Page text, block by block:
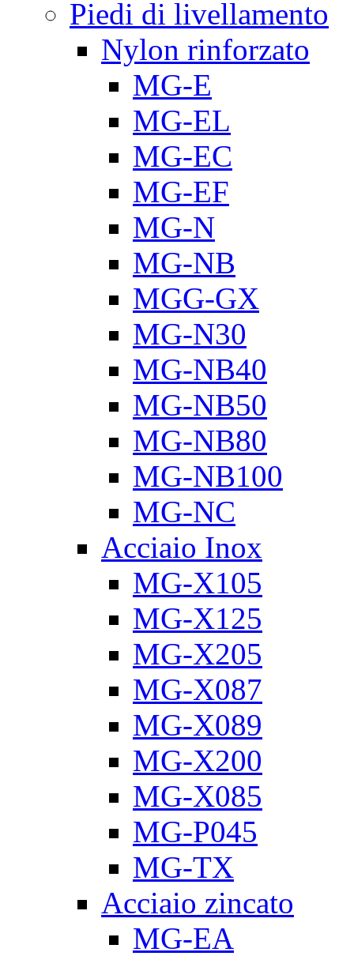
Piedi di livellamento
Nylon rinforzato
MG-E
MG-EL
MG-EC
MG-EF
MG-N
MG-NB
MGG-GX
MG-N30
MG-NB40
MG-NB50
MG-NB80
MG-NB100
MG-NC
Acciaio Inox
MG-X105
MG-X125
MG-X205
MG-X087
MG-X089
MG-X200
MG-X085
MG-P045
MG-TX
Acciaio zincato
MG-EA